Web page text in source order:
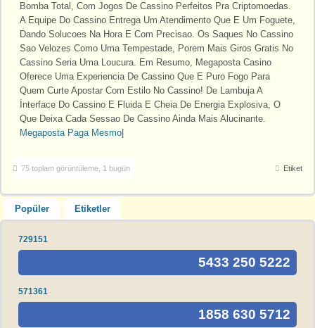
Bomba Total, Com Jogos De Cassino Perfeitos Pra Criptomoedas.
A Equipe Do Cassino Entrega Um Atendimento Que E Um Foguete,
Dando Solucoes Na Hora E Com Precisao. Os Saques No Cassino
Sao Velozes Como Uma Tempestade, Porem Mais Giros Gratis No
Cassino Seria Uma Loucura. Em Resumo, Megaposta Casino
Oferece Uma Experiencia De Cassino Que E Puro Fogo Para
Quem Curte Apostar Com Estilo No Cassino! De Lambuja A
İnterface Do Cassino E Fluida E Cheia De Energia Explosiva, O
Que Deixa Cada Sessao De Cassino Ainda Mais Alucinante.
Megaposta Paga Mesmo
Etiket
75 toplam görüntüleme, 1 bugün
Popüler Etiketler
729151
5433 250 5222
571361
1858 630 5712